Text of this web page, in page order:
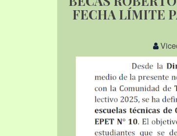
FECHA LÍMITE